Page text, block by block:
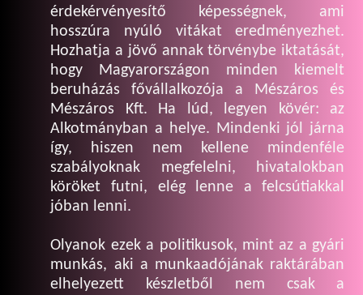
érdekérvényesítő képességnek, ami
hosszúra nyúló vitákat eredményezhet.
Hozhatja a jövő annak törvénybe iktatását,
hogy Magyarországon minden kiemelt
beruházás fővállalkozója a Mészáros és
Mészáros Kft. Ha lúd, legyen kövér: az
Alkotmányban a helye. Mindenki jól járna
így, hiszen nem kellene mindenféle
szabályoknak megfelelni, hivatalokban
köröket futni, elég lenne a felcsútiakkal
jóban lenni.
Olyanok ezek a politikusok, mint az a gyári
munkás, aki a munkaadójának raktárában
elhelyezett készletből nem csak a